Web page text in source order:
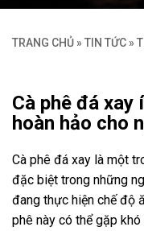
TRANG CHỦ » TIN TỨC »
Cà phê đá xay
hoàn hảo cho
Cà phê đá xay là một
đặc biệt trong những
đang thực hiện chế độ
phê này có thể gặp